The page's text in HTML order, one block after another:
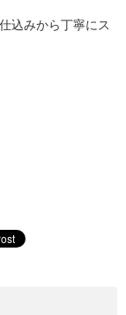
込みから丁寧にス